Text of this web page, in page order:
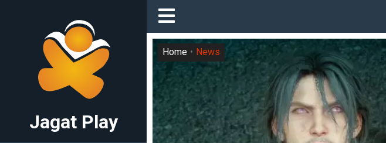
Jagat Play
Home News